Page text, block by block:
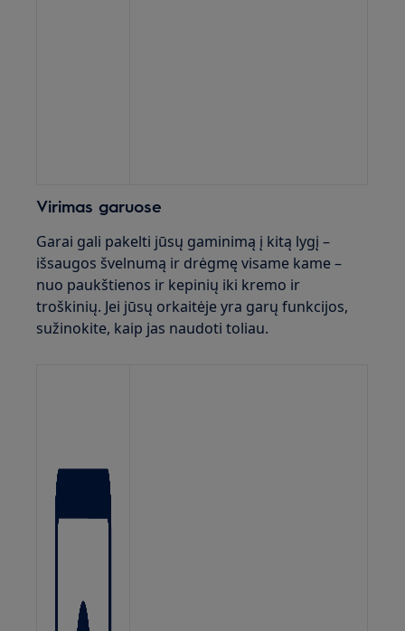
Virimas garuose
Garai gali pakelti jūsų gaminimą į kitą lygį –
išsaugos švelnumą ir drėgmę visame kame –
nuo paukštienos ir kepinių iki kremo ir
troškinių. Jei jūsų orkaitėje yra garų funkcijos,
sužinokite, kaip jas naudoti toliau.